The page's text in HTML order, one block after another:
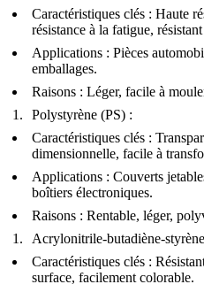
Caractéristiques clés : Haute
résistance à la fatigue,
Applications : Pièces
emballages.
Raisons : Léger, facile à
Polystyrène (PS) :
Caractéristiques clés :
dimensionnelle, facile à
Applications : Couverts
boîtiers électroniques.
Raisons : Rentable, léger,
Acrylonitrile-butadiène-
Caractéristiques clés :
surface, facilement colorable.